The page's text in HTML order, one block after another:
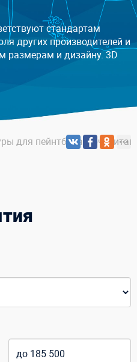
стандартам
других производителей и
размерам и дизайну. 3D
для пейнтбола,